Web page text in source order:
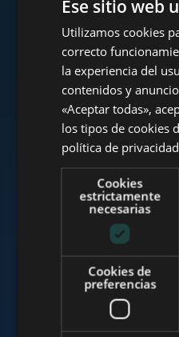
Consulte
www.tower-
Ese sitio web
Utilizamos cookies
correcto
la experiencia del
contenidos y
«Aceptar todas»,
los tipos de cookies
política de
Cookies
estrictamente
necesarias
Cookies de
preferencias